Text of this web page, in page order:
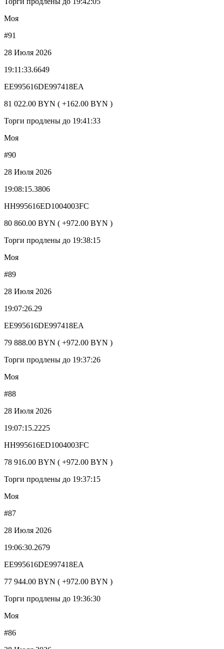
Моя
#91
28 Июля 2026
19:11:33.6649
EE995616DE997418EA
81 022.00 BYN ( +162.00 BYN )
Торги продлены до 19:41:33
Моя
#90
28 Июля 2026
19:08:15.3806
HH995616ED1004003FC
80 860.00 BYN ( +972.00 BYN )
Торги продлены до 19:38:15
Моя
#89
28 Июля 2026
19:07:26.29
EE995616DE997418EA
79 888.00 BYN ( +972.00 BYN )
Торги продлены до 19:37:26
Моя
#88
28 Июля 2026
19:07:15.2225
HH995616ED1004003FC
78 916.00 BYN ( +972.00 BYN )
Торги продлены до 19:37:15
Моя
#87
28 Июля 2026
19:06:30.2679
EE995616DE997418EA
77 944.00 BYN ( +972.00 BYN )
Торги продлены до 19:36:30
Моя
#86